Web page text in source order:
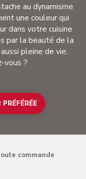
au dynamisme
une couleur qui
dans votre cuisine
par la beauté de la
pleine de vie.
vous ?
commande